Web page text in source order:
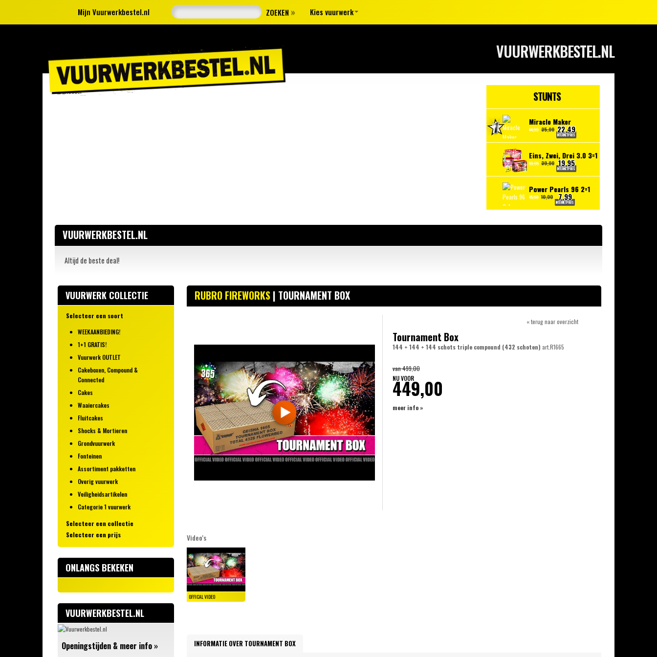
Mijn Vuurwerkbestel.nl ZOEKEN » Kies vuurwerk
VUURWERKBESTEL.NL
STUNTS
Miracle Maker
44,99 35,00 22,49
INTERNETPRIJS
Eins, Zwei, Drei 3.0 3=1
59,95 30,00 19,95
INTERNETPRIJS
Power Pearls 96 2=1
15,98 10,00 7,99
INTERNETPRIJS
VUURWERKBESTEL.NL
Altijd de beste deal!
VUURWERK COLLECTIE
Selecteer een soort
WEEKAANBIEDING!
1+1 GRATIS!
Vuurwerk OUTLET
Cakeboxen, Compound &
Connected
Cakes
Waaiercakes
Fluitcakes
Shocks & Mortieren
Grondvuurwerk
Fonteinen
Assortiment pakketten
Overig vuurwerk
Veiligheidsartikelen
Categorie 1 vuurwerk
Selecteer een collectie
Brutal Explosions
Rubro Event Series
VOLT! Fireworks
Barely Legal
Rubro Fireworks
Rubro Die Bombe Vuurwerk
Rubro Supersetknallers
Selecteer een prijs
10 – 25 euro
25 - 50 euro
100 - 200 euro
200+ euro
ONLANGS BEKEKEN
VUURWERKBESTEL.NL
Openingstijden & meer info »
RUBRO FIREWORKS | TOURNAMENT BOX
« terug naar overzicht
Tournament Box
144 + 144 + 144 schots triple compound (432 schoten) art.R1665
van499,00
NU VOOR
449,00
meer info »
Video's
INFORMATIE OVER TOURNAMENT BOX